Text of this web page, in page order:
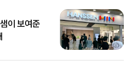
이 보여준